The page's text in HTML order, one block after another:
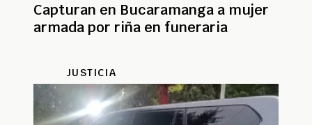
Capturan en Bucaramanga a mujer
armada por riña en funeraria
JUSTICIA